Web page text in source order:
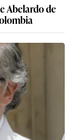
Abelardo de